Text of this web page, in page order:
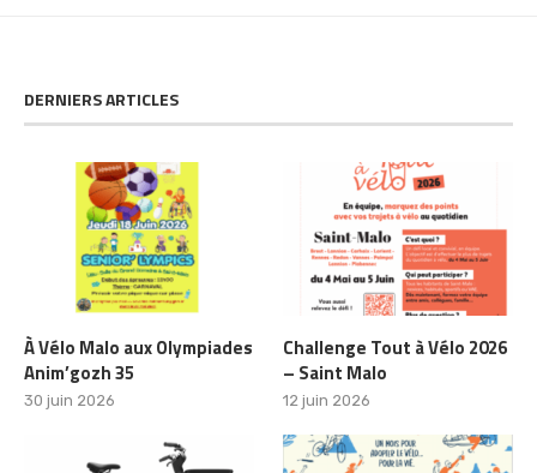
DERNIERS ARTICLES
À Vélo Malo aux Olympiades
Anim’gozh 35
30 juin 2026
Challenge Tout à Vélo 2026
– Saint Malo
12 juin 2026